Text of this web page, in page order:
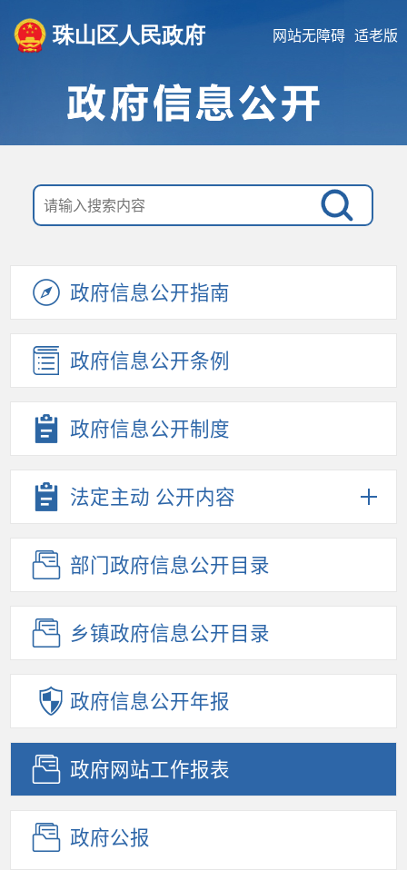
珠山区人民政府 适老版
网站无障碍
政府信息公开指南
政府信息公开条例
政府信息公开制度
法定主动 公开内容
部门政府信息公开目录
乡镇政府信息公开目录
政府信息公开年报
政府网站工作报表
政府公报